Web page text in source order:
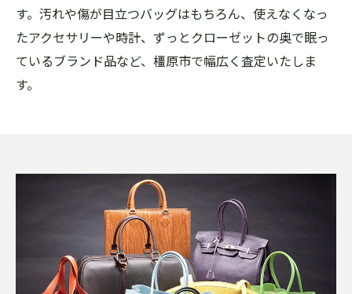
す。汚れや傷が目立つバッグはもちろん、使えなくなっ
たアクセサリーや時計、ずっとクローゼットの奥で眠っ
ているブランド品など、橿原市で幅広く査定いたしま
す。